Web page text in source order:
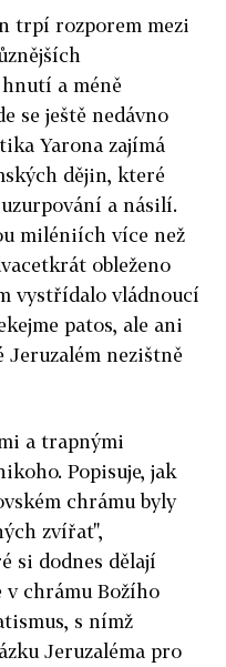
trpí rozporem mezi
a méně
se ještě nedávno
Yarona zajímá
dějin, které
a násilí.
miléniích více než
obleženo
vystřídalo vládnoucí
patos, ale ani
nezištně
a trapnými
Popisuje, jak
chrámu byly
zvířat",
si dodnes dělají
chrámu Božího
s nímž
Jeruzaléma pro